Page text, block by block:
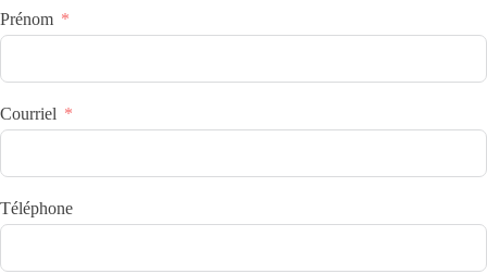
Prénom
Courriel
Téléphone